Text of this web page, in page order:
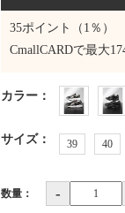
35ポイント（1％）
CmallCARDで最大
カラー ：
サイズ： 39 40
数量： -